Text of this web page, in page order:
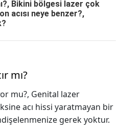
Bikini bölgesi lazer çok
acısı neye benzer?,
mı?
mu?, Genital lazer
acı hissi yaratmayan bir
gerek yoktur.